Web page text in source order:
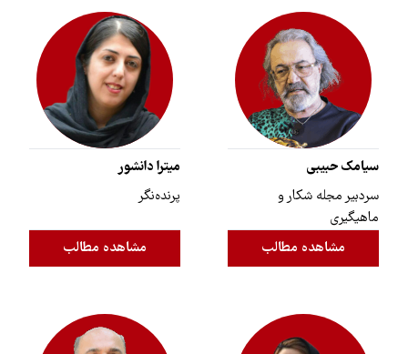
سیامک حبیبی
سردبیر مجله شکار و
ماهیگیری
مشاهده مطالب
میترا دانشور
پرنده‌نگر
مشاهده مطالب